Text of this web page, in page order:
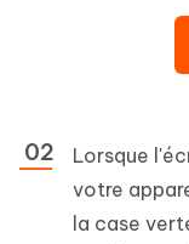
Lorsque
votre
la case